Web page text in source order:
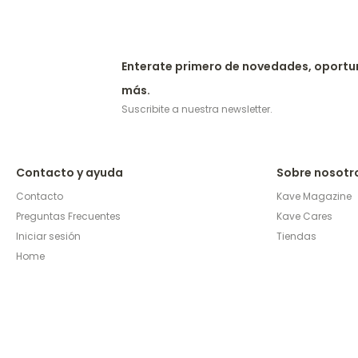
Sobre
Kave Magazine
Kave Cares
Tiendas
Contacto y ayuda
Contacto
Preguntas Frecuentes
Iniciar sesión
Home
Enterate primero de novedades,
más.
Suscribite a nuestra newsletter.